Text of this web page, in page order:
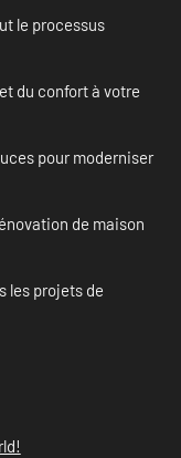
le processus
du confort à votre
pour moderniser
de maison
les projets de